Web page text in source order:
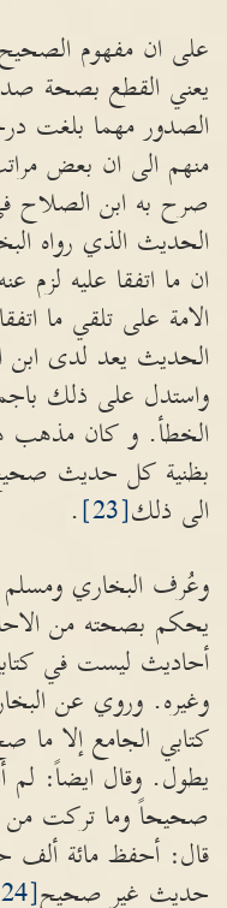
على ان مفهوم
يعني القطع بصحة
الصدور مهما بلغت
منهم الى ان بعض
صرح به ابن الصلاح
الحديث الذي رواه
ان ما اتفقا عليه لزم
الامة على تلقي ما
الحديث يعد لدى
واستدل على ذلك
الخطأ. و كان مذهب
بظنية كل حديث صحيح
الى ذلك[23]
.
وعُرف البخاري ومسلم
يحكم بصحته من
أحاديث ليست في
وغيره. وروي عن
كتابي الجامع إلا
يطول. وقال ايضاً: لم
صحيحاً وما تركت من
قال: أحفظ مائة
حديث غير صحيح[24]